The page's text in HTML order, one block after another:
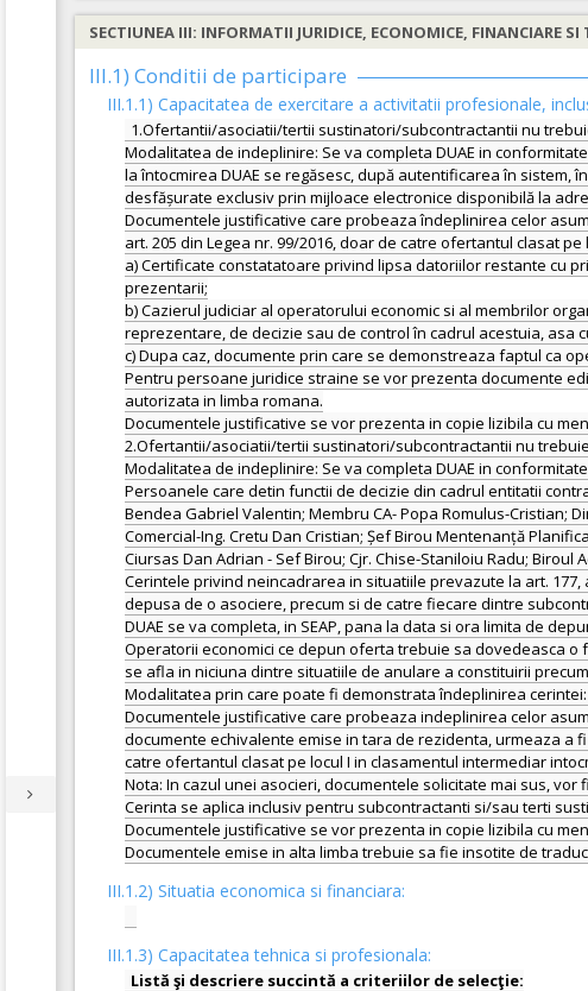
SECTIUNEA III: INFORMATII JURIDICE, ECONOMICE, FINANCIARE SI
III.1) Conditii de participare
III.1.1) Capacitatea de exercitare a activitatii profesionale,
1.Ofertantii/asociatii/tertii sustinatori/subcontractantii nu
Modalitatea de indeplinire: Se va completa DUAE in
la întocmirea DUAE se regăsesc, după autentificarea în sistem,
desfășurate exclusiv prin mijloace electronice disponibilă la
Documentele justificative care probeaza îndeplinirea celor
art. 205 din Legea nr. 99/2016, doar de catre ofertantul clasat
a) Certificate constatatoare privind lipsa datoriilor restante cu
prezentarii;
b) Cazierul judiciar al operatorului economic si al membrilor
reprezentare, de decizie sau de control în cadrul acestuia, asa
c) Dupa caz, documente prin care se demonstreaza faptul ca
Pentru persoane juridice straine se vor prezenta documente
autorizata in limba romana.
Documentele justificative se vor prezenta in copie lizibila cu
2.Ofertantii/asociatii/tertii sustinatori/subcontractantii nu
Modalitatea de indeplinire: Se va completa DUAE in
Persoanele care detin functii de decizie din cadrul entitatii
Bendea Gabriel Valentin; Membru CA- Popa Romulus-Cristian;
Comercial-Ing. Cretu Dan Cristian; Șef Birou Mentenanță
Ciursas Dan Adrian - Sef Birou; Cjr. Chise-Staniloiu Radu; Biroul
Cerintele privind neincadrarea in situatiile prevazute la art. 177,
depusa de o asociere, precum si de catre fiecare dintre
DUAE se va completa, in SEAP, pana la data si ora limita de
Operatorii economici ce depun oferta trebuie sa dovedeasca
se afla in niciuna dintre situatiile de anulare a constituirii
Modalitatea prin care poate fi demonstrata îndeplinirea
Documentele justificative care probeaza indeplinirea celor
documente echivalente emise in tara de rezidenta, urmeaza a
catre ofertantul clasat pe locul I in clasamentul intermediar
Nota: In cazul unei asocieri, documentele solicitate mai sus,
Cerinta se aplica inclusiv pentru subcontractanti si/sau terti
Documentele justificative se vor prezenta in copie lizibila cu
III.1.2) Situatia economica si financiara:
III.1.3) Capacitatea tehnica si profesionala: